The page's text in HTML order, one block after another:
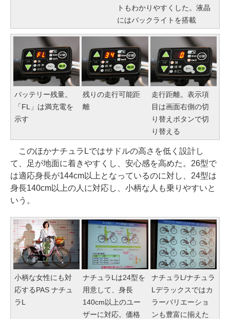
トもわかりやすくした。液晶
にはバックライトを搭載
バッテリー残量。
「FL」は満充電を
示す
残りの走行可能距
離
走行距離。表示項
目は画面右側の切
り替えボタンで切
り替える
このほかナチュラLではサドルの高さを低く設計し
て、足が地面に着きやすくし、安心感を高めた。26型で
は適応身長が144cm以上となっているのに対し、24型は
身長140cm以上の人に対応し、小柄な人も乗りやすいと
いう。
小柄な女性にも対
応するPAS ナチュ
ラL
ナチュラLは24型を
用意して、身長
140cm以上のユー
ザーに対応。価格
ナチュラL/ナチュラ
Lデラックスではカ
ラーバリエーショ
ンも豊富に揃えた